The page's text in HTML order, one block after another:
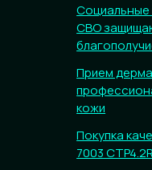
Социальные
СВО
Прием
кожи
Покупка
7003